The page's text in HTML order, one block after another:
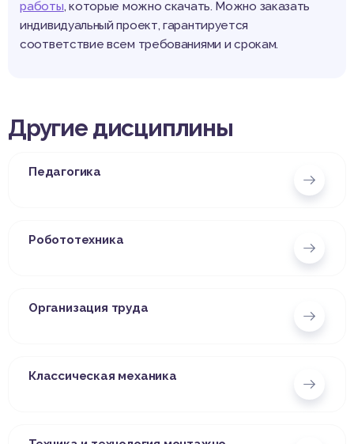
работы, которые можно скачать. Можно заказать
индивидуальный проект, гарантируется
соответствие всем требованиями и срокам.
Другие дисциплины
Педагогика
Робототехника
Организация труда
Классическая механика